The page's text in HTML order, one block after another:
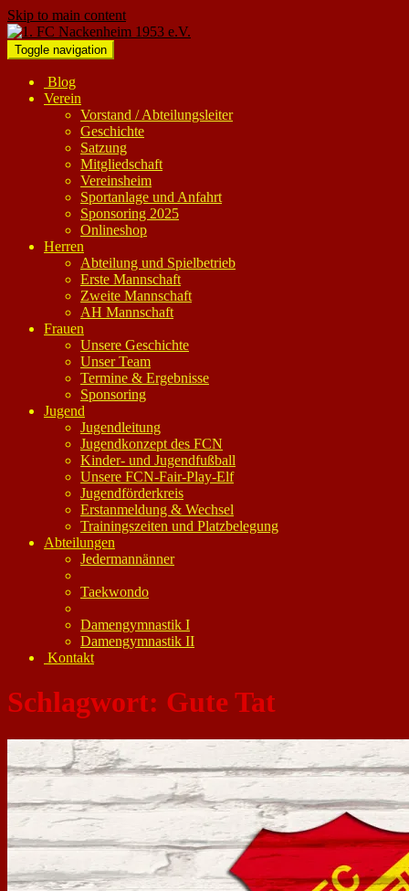
Skip to main content
Toggle navigation
Blog
Verein
Vorstand / Abteilungsleiter
Geschichte
Satzung
Mitgliedschaft
Vereinsheim
Sportanlage und Anfahrt
Sponsoring 2025
Onlineshop
Herren
Abteilung und Spielbetrieb
Erste Mannschaft
Zweite Mannschaft
AH Mannschaft
Frauen
Unsere Geschichte
Unser Team
Termine & Ergebnisse
Sponsoring
Jugend
Jugendleitung
Jugendkonzept des FCN
Kinder- und Jugendfußball
Unsere FCN-Fair-Play-Elf
Jugendförderkreis
Erstanmeldung & Wechsel
Trainingszeiten und Platzbelegung
Abteilungen
Jedermannänner
Taekwondo
Damengymnastik I
Damengymnastik II
Kontakt
Schlagwort: Gute Tat